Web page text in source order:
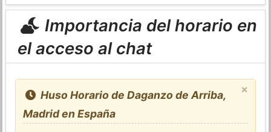
Importancia del horario en
el acceso al chat
×
Huso Horario de Daganzo de Arriba,
Madrid en España